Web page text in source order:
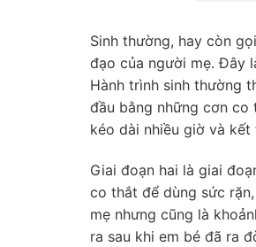
Sinh thường, hay còn
đạo của người mẹ. Đây
Hành trình sinh thường
đầu bằng những cơn
kéo dài nhiều giờ và
Giai đoạn hai là giai
co thắt để dùng sức
mẹ nhưng cũng là
ra sau khi em bé đã ra